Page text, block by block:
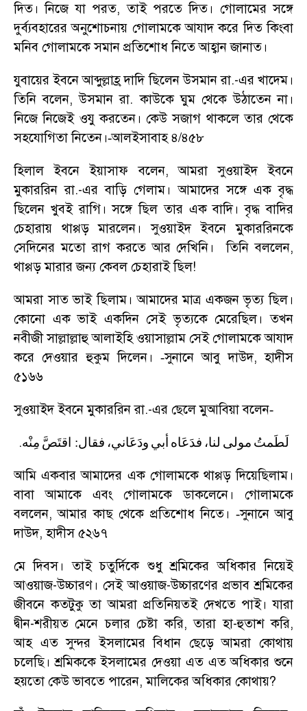
দিত। নিজে যা পরত,তাই পরতে দিত। গোলামের সঙ্গে
দুর্ব্যবহারের অনুশোচনায় গোলামকে আযাদ করে দিত কিংবা
মনিব গোলামকে সমান প্রতিশোধ নিতে আহ্বান জানাত।
যুবায়ের ইবনে আব্দুল্লাহ্র দাদি ছিলেন উসমান রা.-এর খাদেম।
তিনি বলেন,উসমান রা. কাউকে ঘুম থেকে উঠাতেন না।
নিজে নিজেই ওযু করতেন। কেউ সজাগ থাকলে তার থেকে
সহযোগিতা নিতেন।-আলইসাবাহ ৪/৪৫৮
হিলাল ইবনে ইয়াসাফ বলেন,আমরা সুওয়াইদ ইবনে
মুকাররিন রা.-এর বাড়ি গেলাম। আমাদের সঙ্গে এক বৃদ্ধ
ছিলেন খুবই রাগি। সঙ্গে ছিল তার এক বাদি। বৃদ্ধ বাদির
চেহারায় থাপ্পড় মারলেন। সুওয়াইদ ইবনে মুকাররিনকে
সেদিনের মতো রাগ করতে আর দেখিনি। তিনি বললেন,
থাপ্পড় মারার জন্য কেবল চেহারাই ছিল!
আমরা সাত ভাই ছিলাম। আমাদের মাত্র একজন ভৃত্য ছিল।
কোনো এক ভাই একদিন সেই ভৃত্যকে মেরেছিল। তখন
নবীজী সাল্লাল্লাহু আলাইহি ওয়াসাল্লাম সেই গোলামকে আযাদ
করে দেওয়ার হুকুম দিলেন।-সুনানে আবু দাউদ,হাদীস
৫১৬৬
সুওয়াইদ ইবনে মুকাররিন রা.-এর ছেলে মুআবিয়া বলেন-
لَطَمتُ مولى لنا، فدَعَاه أبي ودَعَاني، فقال: اقتَصَّ مِنْه.
আমি একবার আমাদের এক গোলামকে থাপ্পড় দিয়েছিলাম।
বাবা আমাকে এবং গোলামকে ডাকলেনে। গোলামকে
বললেন,আমার কাছ থেকে প্রতিশোধ নিতে। -সুনানে আবু
দাউদ,হাদীস ৫২৬৭
মে দিবস। তাই চতুর্দিকে শুধু শ্রমিকের অধিকার নিয়েই
আওয়াজ-উচ্চারণ। সেই আওয়াজ-উচ্চারণের প্রভাব শ্রমিকের
জীবনে কতটুকু তা আমরা প্রতিনিয়তই দেখতে পাই। যারা
দ্বীন-শরীয়ত মেনে চলার চেষ্টা করি,তারা হা-হুতাশ করি,
আহ এত সুন্দর ইসলামের বিধান ছেড়ে আমরা কোথায়
চলেছি। শ্রমিককে ইসলামের দেওয়া এত এত অধিকার শুনে
হয়তো কেউ ভাবতে পারেন,মালিকের অধিকার কোথায়?